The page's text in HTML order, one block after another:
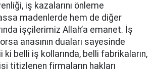
iş kazalarını önleme
madenlerde hem de diğer
işçilerimiz Allah’a emanet. İş
anasının duaları sayesinde
ki belli iş kollarında, belli fabrikaların,
titizlenen firmaların hakları